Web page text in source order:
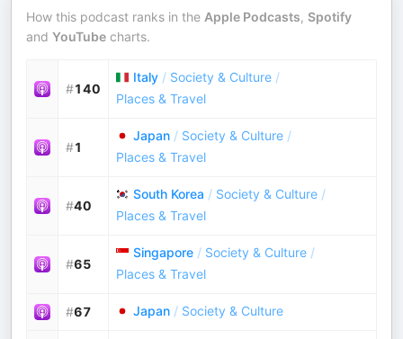
How this podcast ranks in the Apple Podcasts, Spotify
and YouTube charts.
#140
Italy / Society & Culture /
Places & Travel
#1
Japan / Society & Culture /
Places & Travel
#40
South Korea / Society & Culture /
Places & Travel
#65
Singapore / Society & Culture /
Places & Travel
#67 Japan / Society & Culture